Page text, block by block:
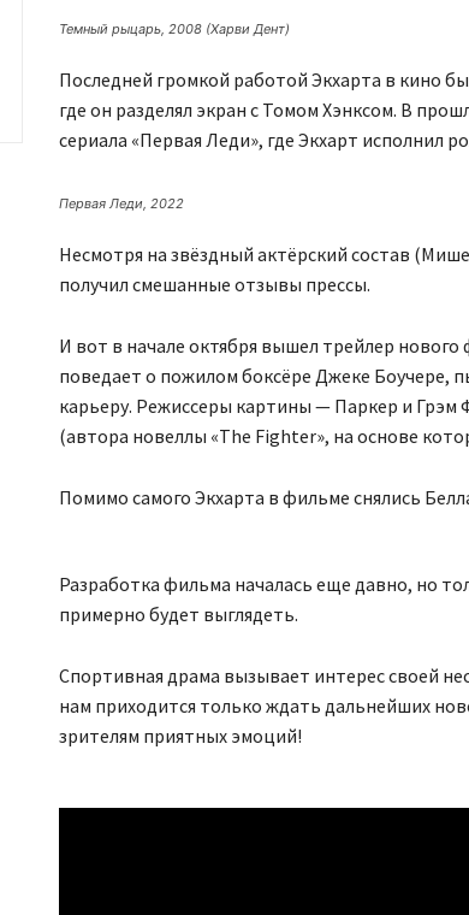
Темный рыцарь, 2008 (Харви Дент)
Последней громкой работой Экхарта в кино
где он разделял экран с Томом Хэнксом. В
сериала «Первая Леди», где Экхарт исполнил
Первая Леди, 2022
Несмотря на звёздный актёрский состав
получил смешанные отзывы прессы.
И вот в начале октября вышел трейлер
поведает о пожилом боксёре Джеке Боучере,
карьеру. Режиссеры картины — Паркер и Грэм
(автора новеллы «The Fighter», на основе
Помимо самого Экхарта в фильме снялись
Разработка фильма началась еще давно, но
примерно будет выглядеть.
Спортивная драма вызывает интерес своей
нам приходится только ждать дальнейших
зрителям приятных эмоций!